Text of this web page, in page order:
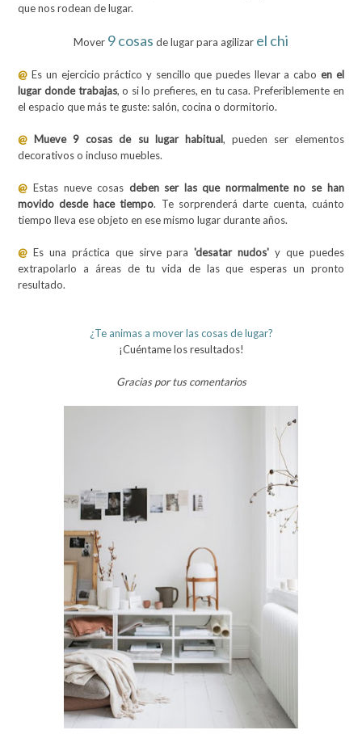
que nos rodean de lugar.
Mover 9cosas de lugar para agilizar el chi
@ Es un ejercicio práctico y sencillo que puedes llevar a cabo en el
lugar donde trabajas, o si lo prefieres, en tu casa. Preferiblemente en
el espacio que más te guste: salón, cocina o dormitorio.
@ Mueve 9 cosas de su lugar habitual, pueden ser elementos
decorativos o incluso muebles.
@ Estas nueve cosas deben ser las que normalmente no se han
movido desde hace tiempo. Te sorprenderá darte cuenta, cuánto
tiempo lleva ese objeto en ese mismo lugar durante años.
@ Es una práctica que sirve para'desatar nudos' y que puedes
extrapolarlo a áreas de tu vida de las que esperas un pronto
resultado.
¿Te animas a mover las cosas de lugar?
¡Cuéntame los resultados!
Gracias por tus comentarios